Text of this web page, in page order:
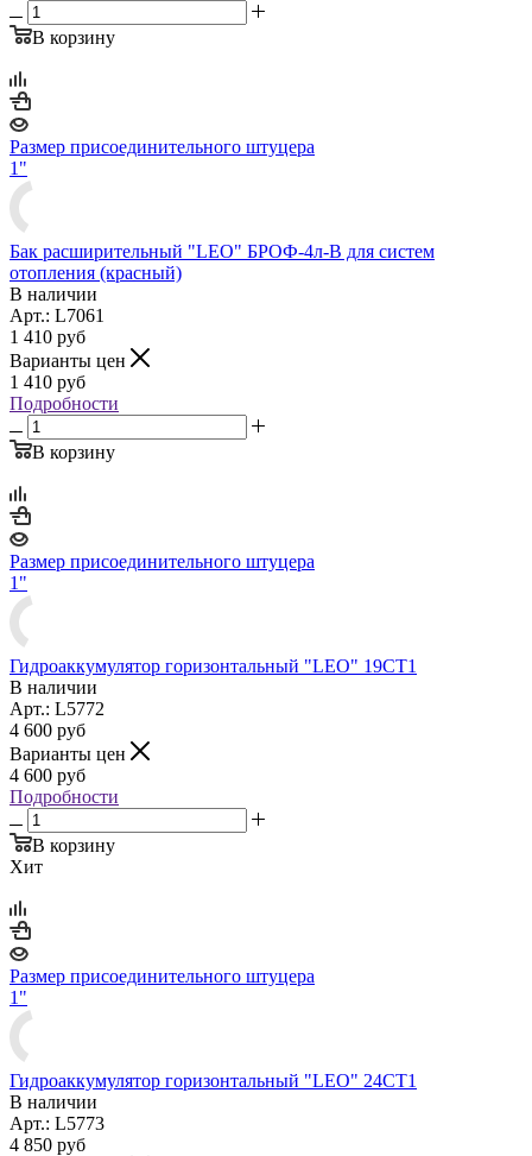
В корзину
Размер присоединительного штуцера
1"
Бак расширительный "LEO" БРОФ-4л-В для систем
отопления (красный)
В наличии
Арт.: L7061
1 410 руб
Варианты цен
1 410 руб
Подробности
В корзину
Размер присоединительного штуцера
1"
Гидроаккумулятор горизонтальный "LEO" 19CT1
В наличии
Арт.: L5772
4 600 руб
Варианты цен
4 600 руб
Подробности
В корзину
Хит
Размер присоединительного штуцера
1"
Гидроаккумулятор горизонтальный "LEO" 24CT1
В наличии
Арт.: L5773
4 850 руб